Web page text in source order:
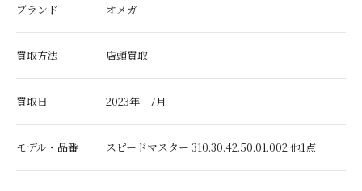
ブランド オメガ
買取方法 店頭買取
買取日 2023年 7月
モデル・品番 スピードマスター 310.30.42.50.01.002 他1点